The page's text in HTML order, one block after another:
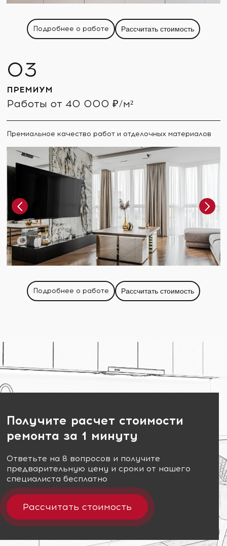
Подробнее о работе Рассчитать стоимость
ПРЕМИУМ
Работы от 40 000 ₽/м²
Премиальное качество работ и отделочных материалов
Подробнее о работе Рассчитать стоимость
Получите расчет стоимости
ремонта за 1 минуту
Ответьте на 8 вопросов и получите
предварительную цену и сроки от нашего
специалиста бесплатно
Рассчитать стоимость